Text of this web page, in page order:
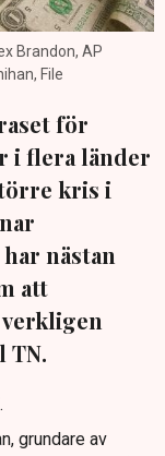
Brandon, AP
File
för
i flera länder
kris i
nästan
att
TN.
grundare av